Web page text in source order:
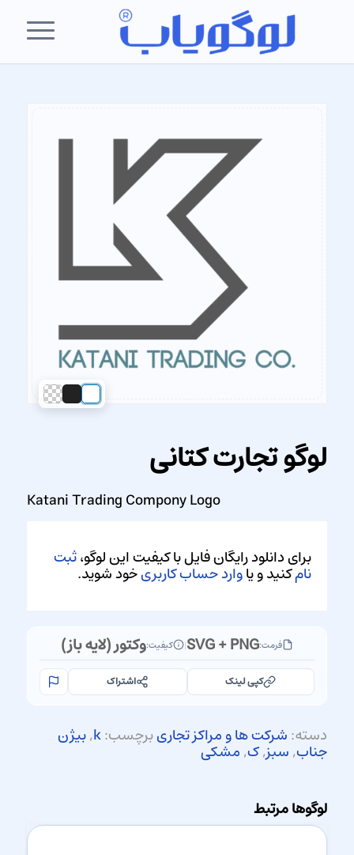
لوگو تجارت کتانی
Katani Trading Compony Logo
برای دانلود رایگان فایل با کیفیت این لوگو،ثبت
نامکنید و یاوارد حساب کاربریخود شوید.
فرمت:SVG + PNG
| کیفیت:وکتور (لایه باز)
کپی لینک اشتراک
دسته:شرکت ها و مراکز تجاریبرچسب:k
,بیژن
جناب,سبز,ک,مشکی
لوگوها مرتبط